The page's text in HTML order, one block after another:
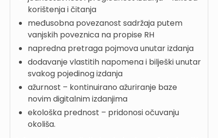
korištenja i čitanja
međusobna povezanost sadržaja putem
vanjskih poveznica na propise RH
napredna pretraga pojmova unutar izdanja
dodavanje vlastitih napomena i bilješki unutar
svakog pojedinog izdanja
ažurnost – kontinuirano ažuriranje baze
novim digitalnim izdanjima
ekološka prednost – pridonosi očuvanju
okoliša.